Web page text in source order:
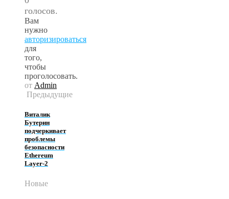
голосов.
Вам
нужно
авторизироваться
для
того,
чтобы
проголосовать.
от Admin
Предыдущие
Виталик
Бутерин
подчеркивает
проблемы
безопасности
Ethereum
Layer-2
Новые